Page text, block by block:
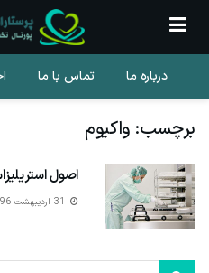
درباره ما تماس با ما
برچسب: واکیوم
اصول